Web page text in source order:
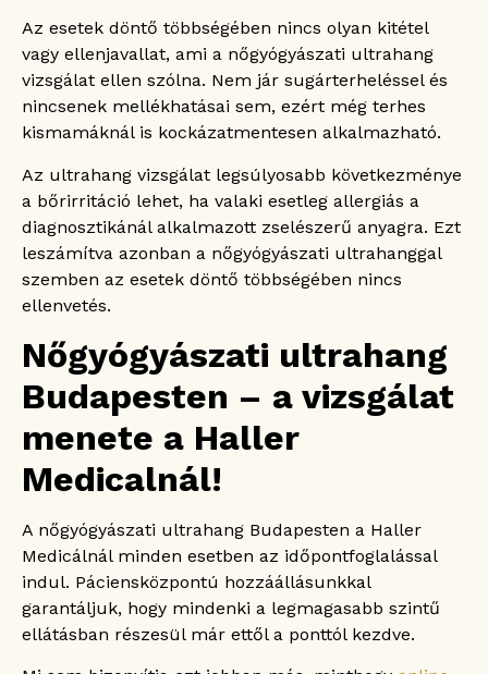
Az esetek döntő többségében nincs olyan kitétel
vagy ellenjavallat, ami a nőgyógyászati ultrahang
vizsgálat ellen szólna. Nem jár sugárterheléssel és
nincsenek mellékhatásai sem, ezért még terhes
kismamáknál is kockázatmentesen alkalmazható.
Az ultrahang vizsgálat legsúlyosabb következménye
a bőrirritáció lehet, ha valaki esetleg allergiás a
diagnosztikánál alkalmazott zselészerű anyagra. Ezt
leszámítva azonban a nőgyógyászati ultrahanggal
szemben az esetek döntő többségében nincs
ellenvetés.
Nőgyógyászati ultrahang
Budapesten – a vizsgálat
menete a Haller
Medicalnál!
A nőgyógyászati ultrahang Budapesten a Haller
Medicálnál minden esetben az időpontfoglalással
indul. Páciensközpontú hozzáállásunkkal
garantáljuk, hogy mindenki a legmagasabb szintű
ellátásban részesül már ettől a ponttól kezdve.